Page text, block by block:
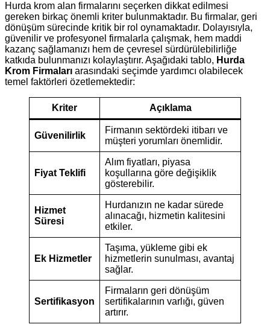
Hurda krom alan firmalarını seçerken dikkat edilmesi
gereken birkaç önemli kriter bulunmaktadır. Bu firmalar, geri
dönüşüm sürecinde kritik bir rol oynamaktadır. Dolayısıyla,
güvenilir ve profesyonel firmalarla çalışmak, hem maddi
kazanç sağlamanızı hem de çevresel sürdürülebilirliğe
katkıda bulunmanızı kolaylaştırır. Aşağıdaki tablo, Hurda
Krom Firmaları arasındaki seçimde yardımcı olabilecek
temel faktörleri özetlemektedir:
Kriter Açıklama
Güvenilirlik
Firmanın sektördeki itibarı ve
müşteri yorumları önemlidir.
Fiyat Teklifi
Alım fiyatları, piyasa
koşullarına göre değişiklik
gösterebilir.
Hizmet
Süresi
Hurdanızın ne kadar sürede
alınacağı, hizmetin kalitesini
etkiler.
Ek Hizmetler
Taşıma, yükleme gibi ek
hizmetlerin sunulması, avantaj
sağlar.
Sertifikasyon
Firmaların geri dönüşüm
sertifikalarının varlığı, güven
artırır.